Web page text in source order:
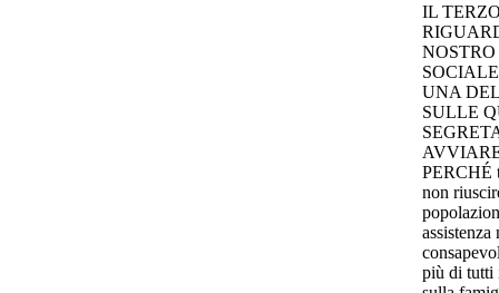
IL
UNA
SULLE
PERCHÉ
non
più di tutti